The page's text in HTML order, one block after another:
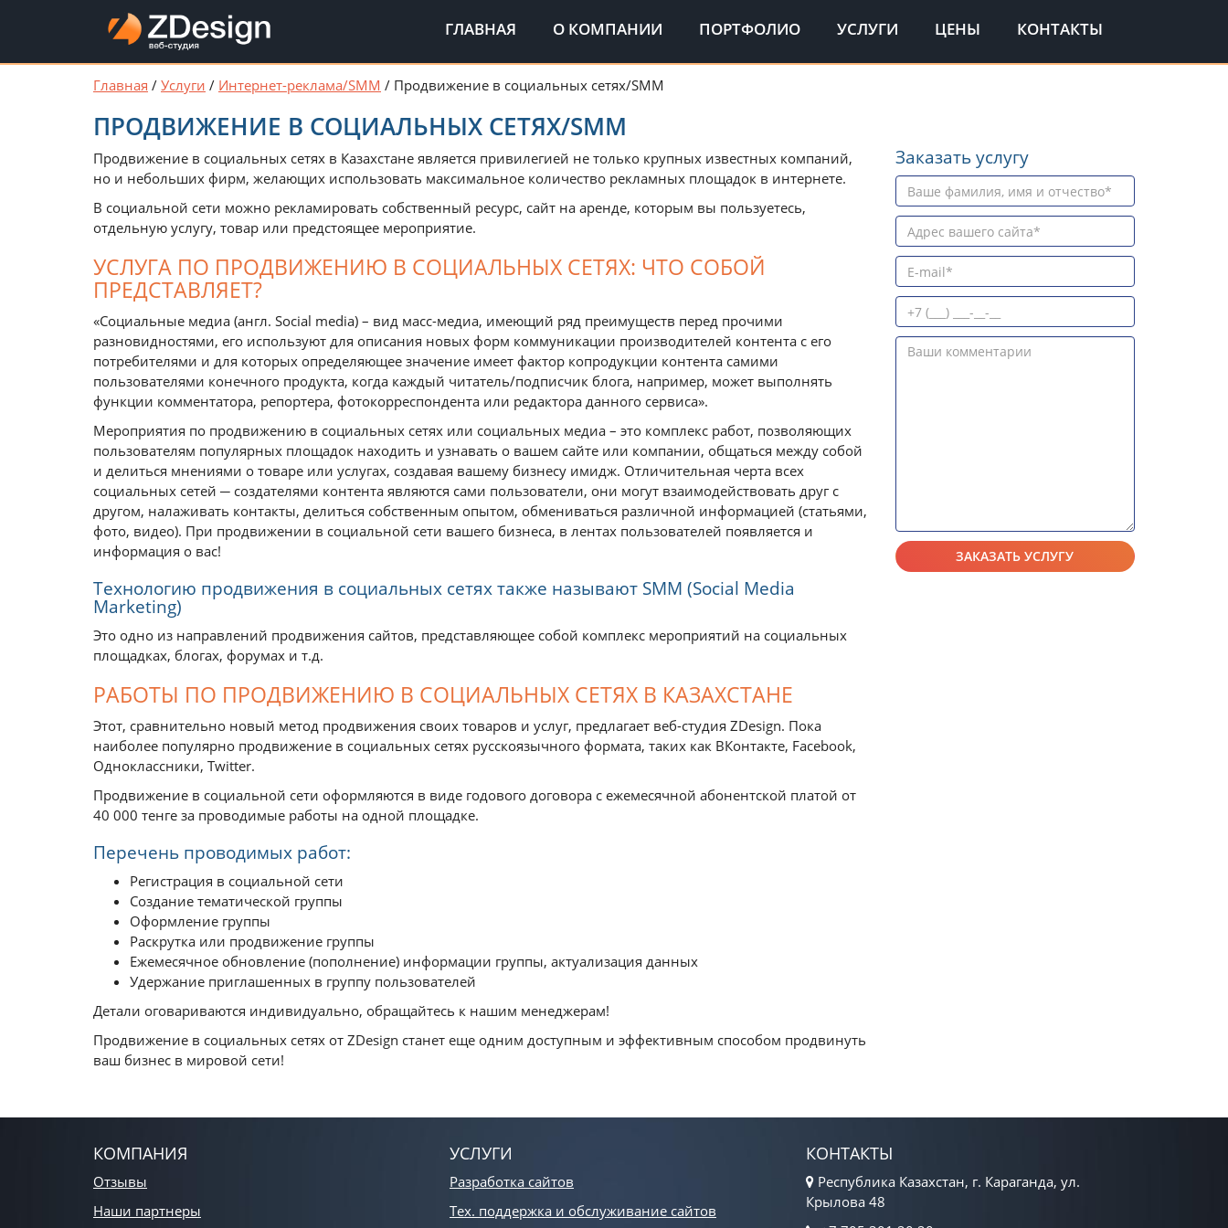
ГЛАВНАЯ О КОМПАНИИ ПОРТФОЛИО УСЛУГИ ЦЕНЫ КОНТАКТЫ
Главная / Услуги / Интернет-реклама/SMM / Продвижение в социальных сетях/SMM
ПРОДВИЖЕНИЕ В СОЦИАЛЬНЫХ СЕТЯХ/SMM
Продвижение в социальных сетях в Казахстане является привилегией не только крупных известных компаний,
но и небольших фирм, желающих использовать максимальное количество рекламных площадок в интернете.
В социальной сети можно рекламировать собственный ресурс, сайт на аренде, которым вы пользуетесь,
отдельную услугу, товар или предстоящее мероприятие.
УСЛУГА ПО ПРОДВИЖЕНИЮ В СОЦИАЛЬНЫХ СЕТЯХ: ЧТО СОБОЙ
ПРЕДСТАВЛЯЕТ?
«Социальные медиа (англ. Social media) – вид масс-медиа, имеющий ряд преимуществ перед прочими
разновидностями, его используют для описания новых форм коммуникации производителей контента с его
потребителями и для которых определяющее значение имеет фактор копродукции контента самими
пользователями конечного продукта, когда каждый читатель/подписчик блога, например, может выполнять
функции комментатора, репортера, фотокорреспондента или редактора данного сервиса».
Мероприятия по продвижению в социальных сетях или социальных медиа – это комплекс работ, позволяющих
пользователям популярных площадок находить и узнавать о вашем сайте или компании, общаться между собой
и делиться мнениями о товаре или услугах, создавая вашему бизнесу имидж. Отличительная черта всех
социальных сетей ─ создателями контента являются сами пользователи, они могут взаимодействовать друг с
другом, налаживать контакты, делиться собственным опытом, обмениваться различной информацией (статьями,
фото, видео). При продвижении в социальной сети вашего бизнеса, в лентах пользователей появляется и
информация о вас!
Технологию продвижения в социальных сетях также называют SMM (Social Media
Marketing)
Это одно из направлений продвижения сайтов, представляющее собой комплекс мероприятий на социальных
площадках, блогах, форумах и т.д.
РАБОТЫ ПО ПРОДВИЖЕНИЮ В СОЦИАЛЬНЫХ СЕТЯХ В КАЗАХСТАНЕ
Этот, сравнительно новый метод продвижения своих товаров и услуг, предлагает веб-студия ZDesign. Пока
наиболее популярно продвижение в социальных сетях русскоязычного формата, таких как ВКонтакте, Facebook,
Одноклассники, Twitter.
Продвижение в социальной сети оформляются в виде годового договора с ежемесячной абонентской платой от
40 000 тенге за проводимые работы на одной площадке.
Перечень проводимых работ:
Регистрация в социальной сети
Создание тематической группы
Оформление группы
Раскрутка или продвижение группы
Ежемесячное обновление (пополнение) информации группы, актуализация данных
Удержание приглашенных в группу пользователей
Детали оговариваются индивидуально, обращайтесь к нашим менеджерам!
Продвижение в социальных сетях от ZDesign станет еще одним доступным и эффективным способом продвинуть
ваш бизнес в мировой сети!
Заказать услугу
КОМПАНИЯ
Отзывы
Наши партнеры
УСЛУГИ
Разработка сайтов
Тех. поддержка и обслуживание сайтов
КОНТАКТЫ
Республика Казахстан, г. Караганда, ул.
Крылова 48